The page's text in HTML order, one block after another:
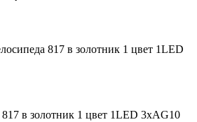
817 в золотник 1 цвет 1LED 3xAG10